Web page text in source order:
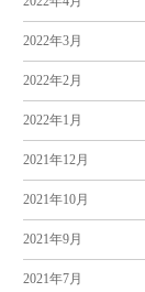
2022年3月
2022年2月
2022年1月
2021年12月
2021年10月
2021年9月
2021年7月